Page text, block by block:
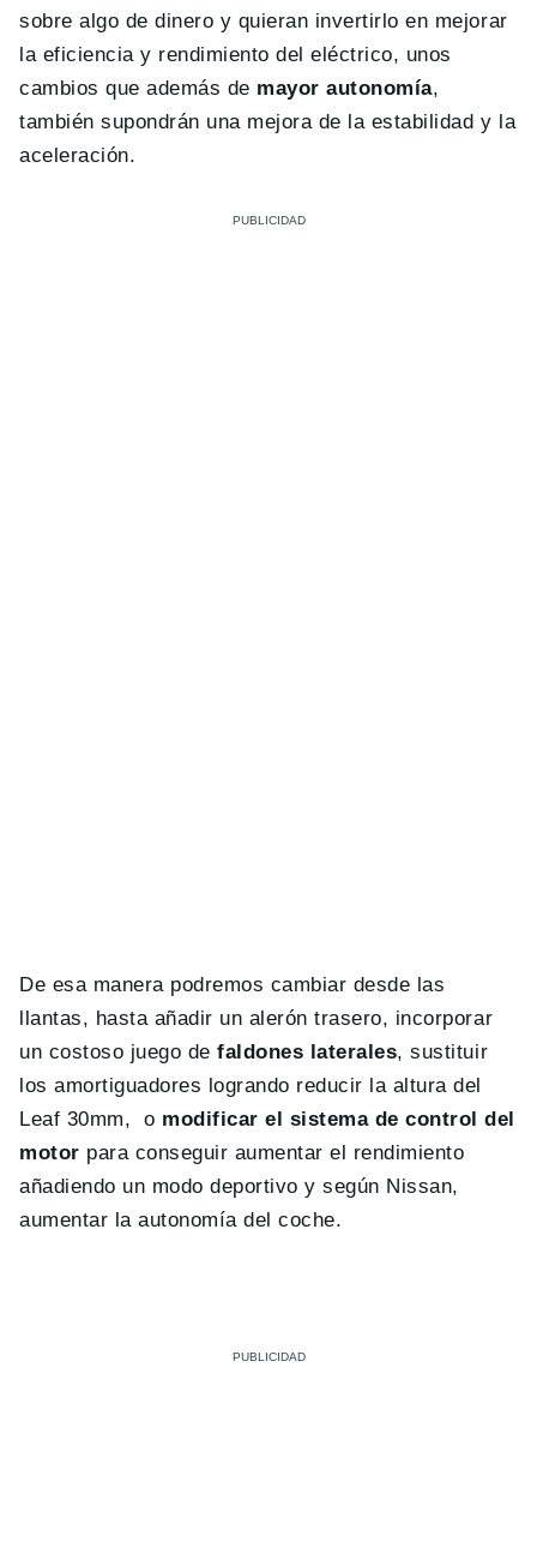
sobre algo de dinero y quieran invertirlo en mejorar
la eficiencia y rendimiento del eléctrico, unos
cambios que además de mayor autonomía,
también supondrán una mejora de la estabilidad y la
aceleración.
De esa manera podremos cambiar desde las
llantas, hasta añadir un alerón trasero, incorporar
un costoso juego de faldones laterales, sustituir
los amortiguadores logrando reducir la altura del
Leaf 30mm, o modificar el sistema de control del
motor para conseguir aumentar el rendimiento
añadiendo un modo deportivo y según Nissan,
aumentar la autonomía del coche.